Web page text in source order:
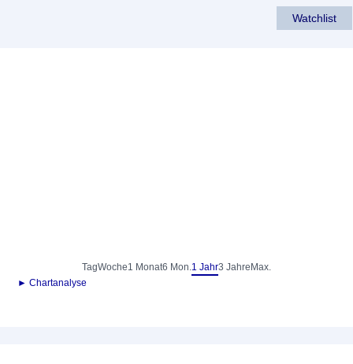
Watchlist
TagWoche1 Monat6 Mon.1 Jahr3 Jahre Max.
► Chartanalyse